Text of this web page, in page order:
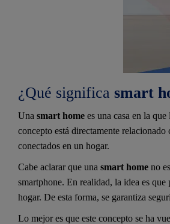
¿Qué significasmart
Unasmart home es una casa en la
concepto está directamente
conectados en un hogar.
Cabe aclarar que unasmart home no
smartphone. En realidad, la idea es
hogar. De esta forma, se garantiza
Lo mejor es que este concepto se ha